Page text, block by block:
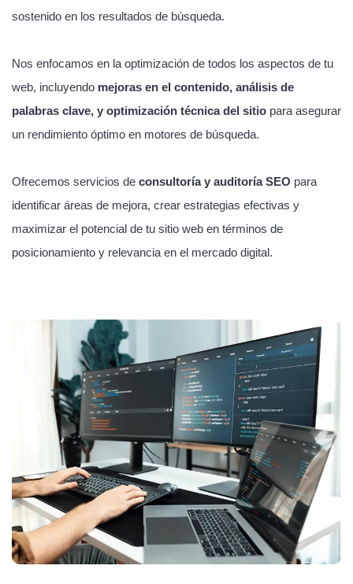
sostenido en los resultados de búsqueda.
Nos enfocamos en la optimización de todos los aspectos de tu
web, incluyendo mejoras en el contenido, análisis de
palabras clave, y optimización técnica del sitio para asegurar
un rendimiento óptimo en motores de búsqueda.
Ofrecemos servicios de consultoría y auditoría SEO para
identificar áreas de mejora, crear estrategias efectivas y
maximizar el potencial de tu sitio web en términos de
posicionamiento y relevancia en el mercado digital.